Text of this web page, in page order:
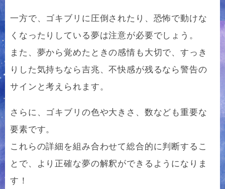
一方で、ゴキブリに圧倒されたり、恐怖で動けな
くなったりしている夢は注意が必要でしょう。
また、夢から覚めたときの感情も大切で、すっき
りした気持ちなら吉兆、不快感が残るなら警告の
サインと考えられます。
さらに、ゴキブリの色や大きさ、数なども重要な
要素です。
これらの詳細を組み合わせて総合的に判断するこ
とで、より正確な夢の解釈ができるようになりま
す！